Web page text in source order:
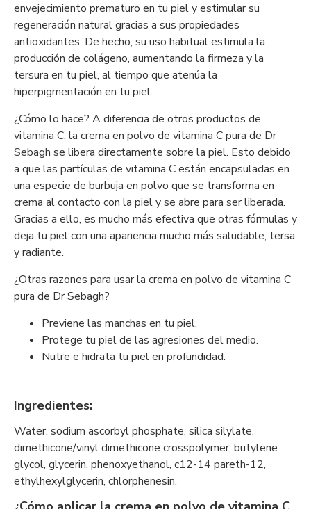
envejecimiento prematuro en tu piel y estimular su
regeneración natural gracias a sus propiedades
antioxidantes. De hecho, su uso habitual estimula la
producción de colágeno, aumentando la firmeza y la
tersura en tu piel, al tiempo que atenúa la
hiperpigmentación en tu piel.
¿Cómo lo hace? A diferencia de otros productos de
vitamina C, la crema en polvo de vitamina C pura de Dr
Sebagh se libera directamente sobre la piel. Esto debido
a que las partículas de vitamina C están encapsuladas en
una especie de burbuja en polvo que se transforma en
crema al contacto con la piel y se abre para ser liberada.
Gracias a ello, es mucho más efectiva que otras fórmulas y
deja tu piel con una apariencia mucho más saludable, tersa
y radiante.
¿Otras razones para usar la crema en polvo de vitamina C
pura de Dr Sebagh?
Previene las manchas en tu piel.
Protege tu piel de las agresiones del medio.
Nutre e hidrata tu piel en profundidad.
Ingredientes:
Water, sodium ascorbyl phosphate, silica silylate,
dimethicone/vinyl dimethicone crosspolymer, butylene
glycol, glycerin, phenoxyethanol, c12-14 pareth-12,
ethylhexylglycerin, chlorphenesin.